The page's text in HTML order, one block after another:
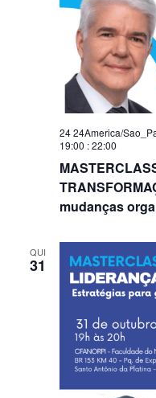
mudanças
24 24America/
19:00 :22:00
QUI
31